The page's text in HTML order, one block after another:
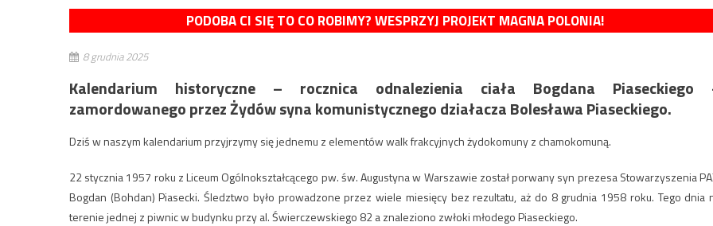
PODOBA CI SIĘ TO CO ROBIMY? WESPRZYJ PROJEKT MAGNA POLONIA!
8 grudnia 2025
Kalendarium historyczne – rocznica odnalezienia ciała Bogdana Piaseckiego
zamordowanego przez Żydów syna komunistycznego działacza Bolesława Piaseckiego.
Dziś w naszym kalendarium przyjrzymy się jednemu z elementów walk frakcyjnych żydokomuny z chamokomuną.
22 stycznia 1957 roku z Liceum Ogólnokształcącego pw. św. Augustyna w Warszawie został porwany syn prezesa Stowarzyszenia
Bogdan (Bohdan) Piasecki. Śledztwo było prowadzone przez wiele miesięcy bez rezultatu, aż do 8 grudnia 1958 roku. Tego dnia
terenie jednej z piwnic w budynku przy al. Świerczewskiego 82 a znaleziono zwłoki młodego Piaseckiego.